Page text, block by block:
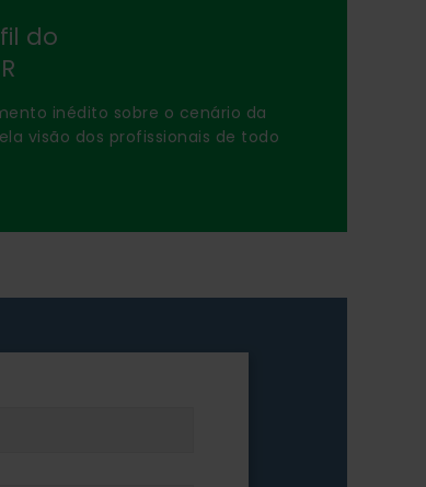
do
inédito sobre o cenário da
visão dos profissionais de todo